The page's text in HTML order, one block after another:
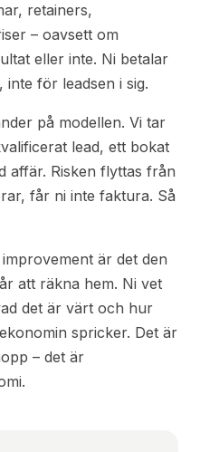
retainers,
– oavsett om
eller inte. Ni betalar
för leadsen i sig.
på modellen. Vi tar
lead, ett bokat
affär. Risken flyttas från
får ni inte faktura. Så
är det den
att räkna hem. Ni vet
det är värt och hur
spricker. Det är
– det är